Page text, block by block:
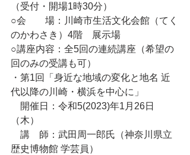
（受付・開場1時30分）
○会　　場：川崎市生活文化会館（てく
のかわさき）4階　展示場
○講座内容：全5回の連続講座（希望の
回のみの受講も可）
・第1回「身近な地域の変化と地名 近
代以降の川崎・横浜を中心に」
開催日：令和5(2023)年1月26日
（木）
講　師：武田周一郎氏（神奈川県立
歴史博物館 学芸員）